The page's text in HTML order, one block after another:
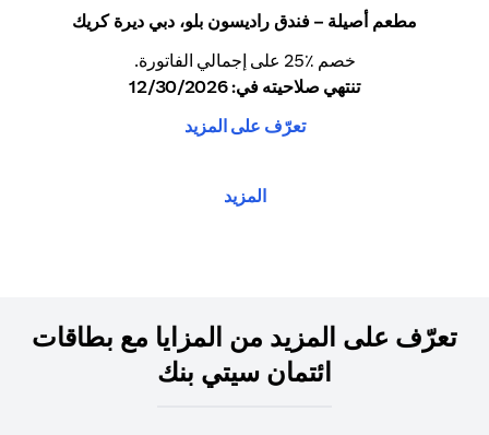
مطعم أصيلة – فندق راديسون بلو، دبي ديرة كريك
خصم ٪25 على إجمالي الفاتورة.
تنتهي صلاحيته في: 12/30/2026
تعرّف على المزيد
المزيد
تعرّف على المزيد من المزايا مع بطاقات
ائتمان سيتي بنك